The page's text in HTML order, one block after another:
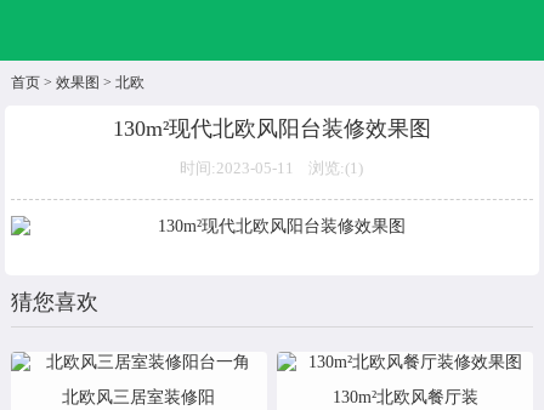
首页> 效果图 > 北欧
130m²现代北欧风阳台装修效果图
时间:2023-05-11 浏览:(1)
猜您喜欢
北欧风三居室装修阳 130m²北欧风餐厅装